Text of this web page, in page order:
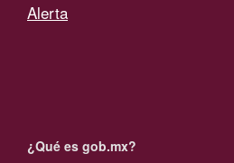
Alerta
¿Qué es gob.mx?